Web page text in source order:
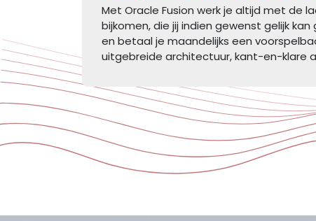
Met Oracle Fusion werk je altijd met de
bijkomen, die jij indien gewenst gelijk
en betaal je maandelijks een
uitgebreide architectuur, kant-en-klare